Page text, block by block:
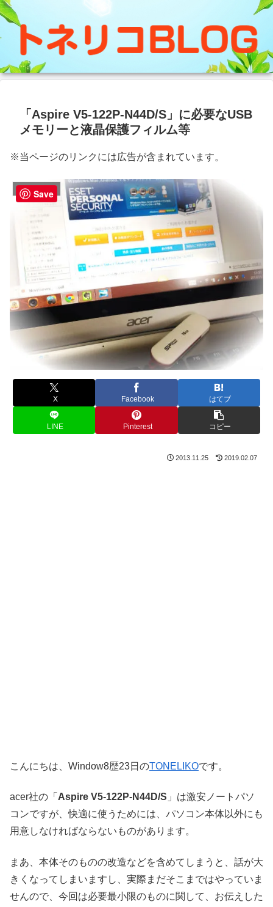
「Aspire V5-122P-N44D/S」に必要なUSB
メモリーと液晶保護フィルム等
※当ページのリンクには広告が含まれています。
ノートパソコン
X Facebook はてブ
LINE Pinterest コピー
2013.11.25 2019.02.07
こんにちは、Window8歴23日のTONELIKOです。
acer社の「 Aspire V5-122P-N44D/S 」は激安ノートパソ
コンですが、快適に使うためには、パソコン本体以外にも
用意しなければならないものがあります。
まあ、本体そのものの改造などを含めてしまうと、話が大
きくなってしまいますし、実際まだそこまではやっていま
せんので、今回は必要最小限のものに関して、お伝えした
Save